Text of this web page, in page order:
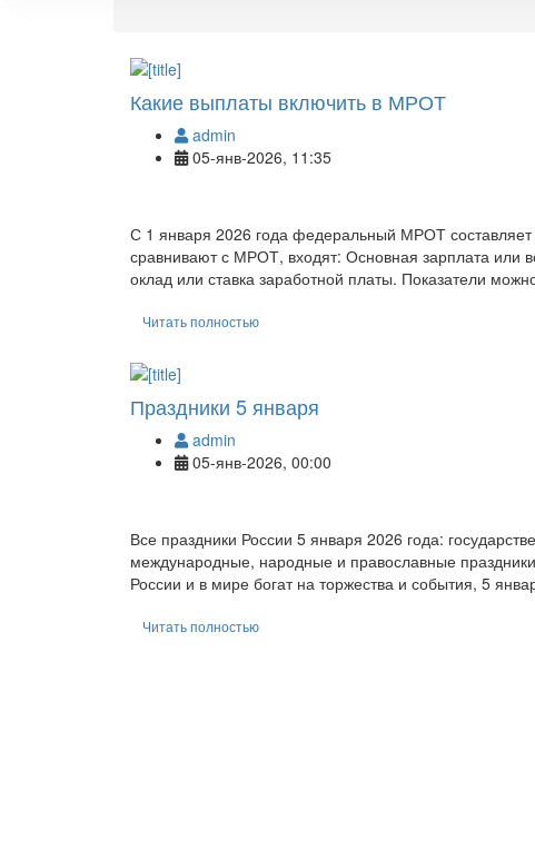
Какие выплаты включить в МРОТ
admin
05-янв-2026, 11:35
С 1 января 2026 года федеральный МРОТ составляет
сравнивают с МРОТ, входят: Основная зарплата или
оклад или ставка заработной платы. Показатели
Читать полностью
Праздники 5 января
admin
05-янв-2026, 00:00
Все праздники России 5 января 2026 года:
международные, народные и православные
России и в мире богат на торжества и события, 5
Читать полностью